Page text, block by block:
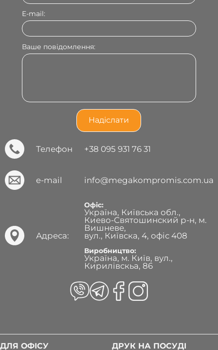
E-mail:
Ваше повідомлення:
Телефон +38 095 931 76 31
e-mail info@megakompromis.com.ua
Адреса:
Офіс:
Україна, Київська обл.,
Киево-Святошинский р-н, м.
Вишневе,
вул., Київска, 4, офіс 408
Виробництво:
Україна, м. Київ, вул.,
Кирилівскьа, 86
ДЛЯ ОФІСУ ДРУК НА ПОСУДІ